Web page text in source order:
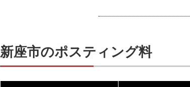
新座市のポスティング料